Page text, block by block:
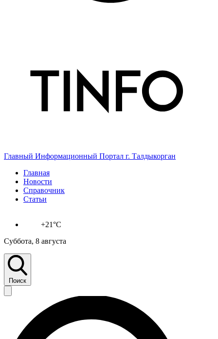
Главный Информационный Портал г. Талдыкорган
Главная
Новости
Справочник
Статьи
+21°C
Суббота, 8 августа
Поиск